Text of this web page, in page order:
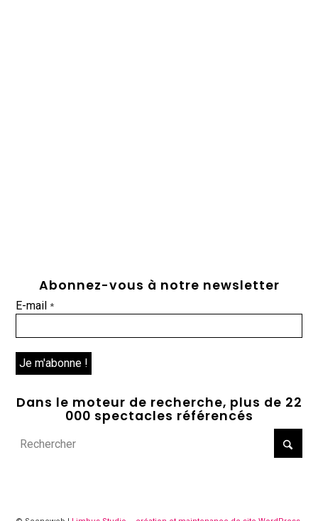
Abonnez-vous à notre newsletter
E-mail*
Dans le moteur de recherche, plus de 22
000 spectacles référencés